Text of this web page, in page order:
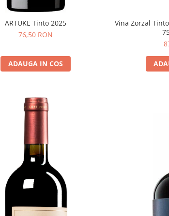
ARTUKE Tinto 2025
76,50 RON
ADAUGA IN COS
Vina Zorzal